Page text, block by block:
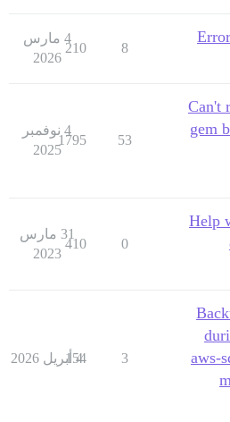
8
210
4 مارس
2026
Can't
gem
53
1795
4 نوفمبر
2025
Help
0
410
31 مارس
2023
aws-
3
154
4 أبريل 2026